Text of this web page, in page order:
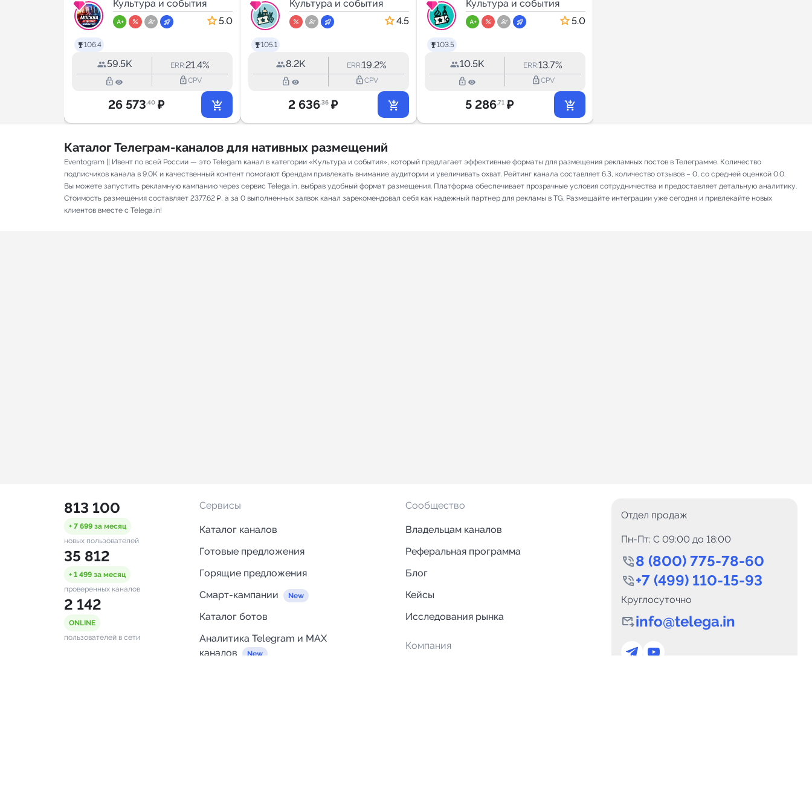
106.4
событий
Культура и события
5.0
59.5K ERR:21.4%
lock_outline lock_outlineCPV
26 573.40 ₽
105.1
в Петербурге
Культура и события
4.5
8.2K ERR:19.2%
lock_outline lock_outlineCPV
2 636.36 ₽
103.5
в Москве
Культура и события
5.0
10.5K ERR:13.7%
lock_outline lock_outlineCPV
5 286.71 ₽
Каталог Телеграм-каналов для нативных размещений
Eventogram || Ивент по всей России — это Telegam канал в категории «Культура и события», который предлагает эффективные форматы для размещения рекламных постов в Телеграмме. Количество
подписчиков канала в 9.0K и качественный контент помогают брендам привлекать внимание аудитории и увеличивать охват. Рейтинг канала составляет 6.3, количество отзывов – 0, со средней оценкой 0.0.
Вы можете запустить рекламную кампанию через сервис Telega.in, выбрав удобный формат размещения. Платформа обеспечивает прозрачные условия сотрудничества и предоставляет детальную аналитику.
Стоимость размещения составляет 2377.62 ₽, а за 0 выполненных заявок канал зарекомендовал себя как надежный партнер для рекламы в TG. Размещайте интеграции уже сегодня и привлекайте новых
клиентов вместе с Telega.in!
813 100
+ 7 699 за месяц
новых пользователей
35 812
+ 1 499 за месяц
проверенных каналов
2 142
ONLINE
пользователей в сети
Сервисы
Каталог каналов
Готовые предложения
Горящие предложения
Смарт-кампании
Каталог ботов
Аналитика Telegram и MAX
каналов
Сообщество
Владельцам каналов
Реферальная программа
Блог
Кейсы
Исследования рынка
Компания
Отдел продаж
Пн-Пт: C 09:00 до 18:00
8 (800) 775-78-60
+7 (499) 110-15-93
Круглосуточно
info@telega.in